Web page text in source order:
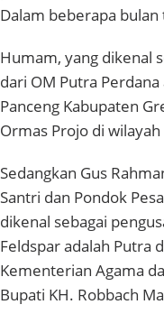
Dalam beberapa
Humam, yang dikenal
dari OM Putra
Panceng Kabupaten
Ormas Projo di
Sedangkan Gus
Santri dan Pondok
dikenal sebagai
Feldspar adalah Putra
Kementerian Agama
Bupati KH. Robbach